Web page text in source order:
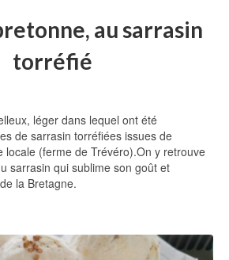
au sarrasin
torréfié
léger dans lequel ont été
de sarrasin torréfiées issues de
locale (ferme de Trévéro).On y retrouve
sarrasin qui sublime son goût et
la Bretagne.